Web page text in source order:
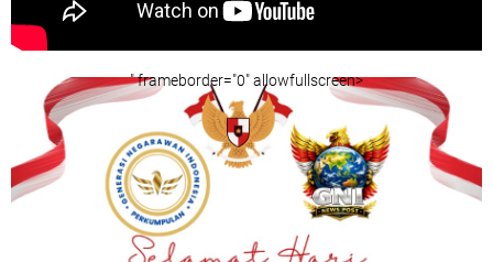
" frameborder="0" allowfullscreen>